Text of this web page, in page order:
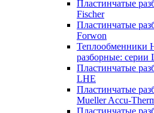
Пластинчатые
Fischer
Пластинчатые
Forwon
Теплообменники
разборные:
Пластинчатые
LHE
Пластинчатые
Mueller Accu-
Пластинчатые